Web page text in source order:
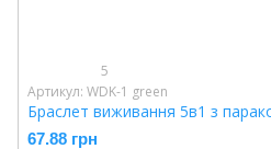
5
Артикул: WDK-1 green
Браслет виживання 5в1 з
67.88 грн